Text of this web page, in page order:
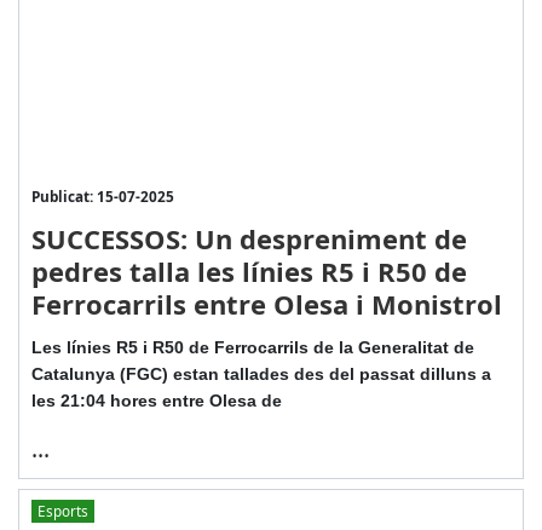
Publicat: 15-07-2025
SUCCESSOS: Un despreniment de
pedres talla les línies R5 i R50 de
Ferrocarrils entre Olesa i Monistrol
Les línies R5 i R50 de Ferrocarrils de la Generalitat de
Catalunya (FGC) estan tallades des del passat dilluns a
les 21:04 hores entre Olesa de
...
Esports